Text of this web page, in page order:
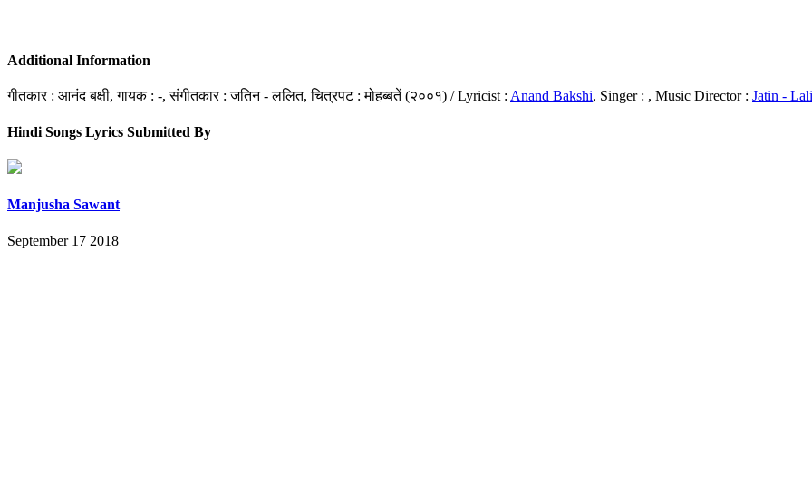
Additional Information
गीतकार : आनंद बक्षी, गायक : -, संगीतकार : जतिन - ललित, चित्रपट : मोहब्बतें (२००१) / Lyricist : Anand Bakshi, Singer : , Music Director : Jatin -
Hindi Songs Lyrics Submitted By
Manjusha Sawant
September 17 2018